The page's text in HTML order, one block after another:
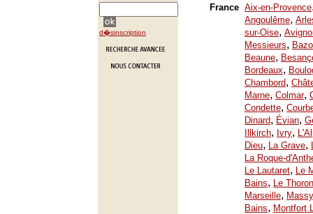
d�sinscription
France Aix-en-Provence
Angoulême,
sur-Oise,
Messieurs,
Beaune,
Bordeaux,
Chambord,
Marne, Colmar,
Condette,
Dinard, Évian,
Illkirch, Ivry,
Dieu, La Grave,
La Roque-
Le Lautaret, Le
Bains, Le
Marseille, Massy
Bains, Montfort